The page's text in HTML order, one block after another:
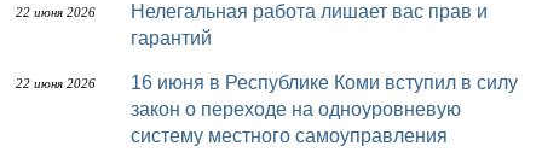
22 июня 2026
Нелегальная работа лишает вас прав и
гарантий
22 июня 2026
16 июня в Республике Коми вступил в силу
закон о переходе на одноуровневую
систему местного самоуправления